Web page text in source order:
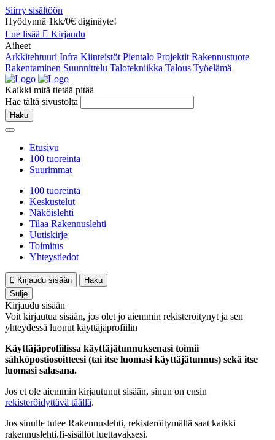
Siirry sisältöön
Hyödynnä 1kk/0€ diginäyte!
Lue lisää
Kirjaudu
Aiheet
Arkkitehtuuri Infra Kiinteistöt Pientalo Projektit Rakennustuote
Rakentaminen Suunnittelu Talotekniikka Talous Työelämä
Kaikki mitä tietää pitää
Hae tältä sivustolta
Haku
Etusivu
100 tuoreinta
Suurimmat
100 tuoreinta
Keskustelut
Näköislehti
Tilaa Rakennuslehti
Uutiskirje
Toimitus
Yhteystiedot
Kirjaudu sisään
Haku
Sulje
Kirjaudu sisään
Voit kirjautua sisään, jos olet jo aiemmin rekisteröitynyt ja sen
yhteydessä luonut käyttäjäprofiilin
Käyttäjäprofiilissa käyttäjätunnuksenasi toimii
sähköpostiosoitteesi (tai itse luomasi käyttäjätunnus) sekä itse
luomasi salasana.
Jos et ole aiemmin kirjautunut sisään, sinun on ensin
rekisteröidyttävä täällä.
Jos sinulle tulee Rakennuslehti, rekisteröitymällä saat kaikki
rakennuslehti.fi-sisällöt luettavaksesi.